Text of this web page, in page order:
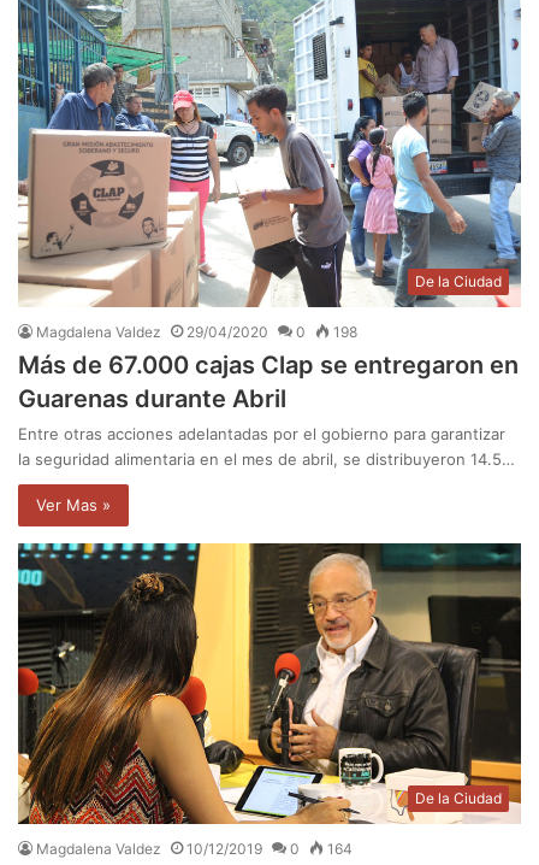
De la Ciudad
Magdalena Valdez 29/04/2020 0 198
Más de 67.000 cajas Clap se entregaron en
Guarenas durante Abril
Entre otras acciones adelantadas por el gobierno para garantizar
la seguridad alimentaria en el mes de abril, se distribuyeron 14.5…
Ver Mas »
De la Ciudad
Magdalena Valdez 10/12/2019 0 164